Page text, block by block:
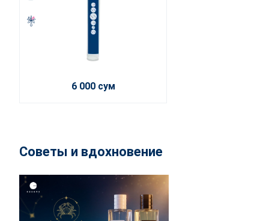
6 000 сум
Советы и вдохновение